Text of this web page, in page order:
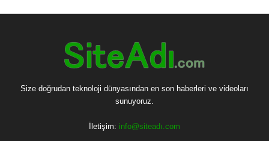
Size doğrudan teknoloji dünyasından en son haberleri ve videoları
sunuyoruz.
İletişim: info@siteadı.com